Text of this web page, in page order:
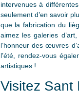
intervenues à
seulement d’en savoir
que la fabrication du
aimez les galeries
l’honneur des œuvres
l’été, rendez-vous
artistiques !
Visitez Sant